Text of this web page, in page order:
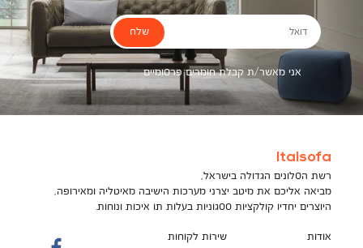
דואל
אני מאשר/ת קבלת חומרים פרסומיים
שלח
Italsofa
רשת הסלונים הגדולה בישראל,
מביאה אליכם את מיטב יצרני מערכות הישיבה מאיטליה ומאירופה,
היוצרים יחדיו קולקציות ססגוניות בעלות תו איכות ונוחות.
אודות שירות לקוחות